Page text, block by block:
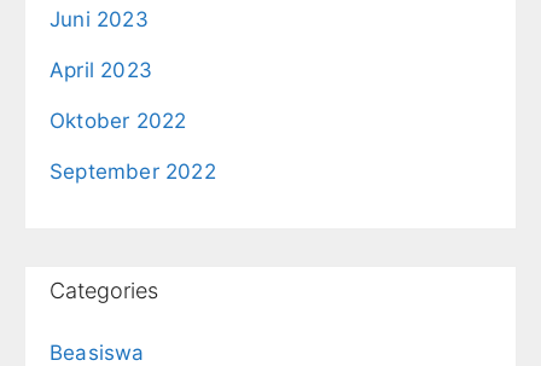
Juni 2023
April 2023
Oktober 2022
September 2022
Categories
Beasiswa